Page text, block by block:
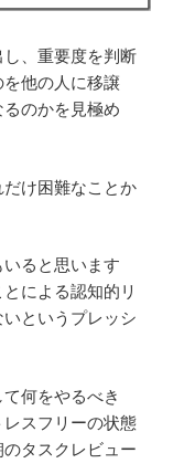
、重要度を判断
他の人に移譲
のかを見極め
け困難なことか
ると思います
による認知的リ
というプレッシ
何をやるべき
スフリーの状態
タスクレビュー